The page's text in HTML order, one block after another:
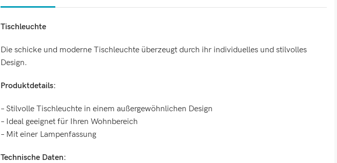
Tischleuchte
Die schicke und moderne Tischleuchte überzeugt durch ihr individuelles und stilvolles
Design.
Produktdetails:
– Stilvolle Tischleuchte in einem außergewöhnlichen Design
– Ideal geeignet für Ihren Wohnbereich
– Mit einer Lampenfassung
Technische Daten: